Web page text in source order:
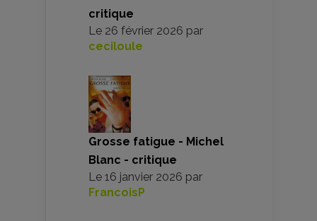
critique
Le 26 février 2026 par
ceciloule
Grosse fatigue - Michel
Blanc - critique
Le 16 janvier 2026 par
FrancoisP